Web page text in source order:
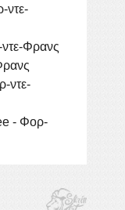
ντε-
Φρανς
ντε-
- Φορ-